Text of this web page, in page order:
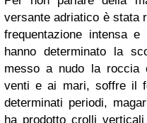
versante adriatico è stata
frequentazione intensa
hanno determinato la
messo a nudo la roccia
venti e ai mari, soffre il
determinati periodi,
ha prodotto crolli